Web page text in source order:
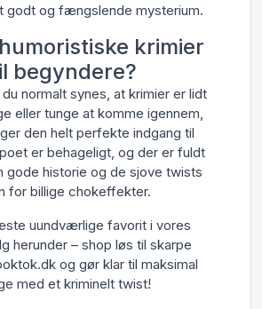
godt og fængslende mysterium.
krimier
begyndere?
normalt synes, at krimier er lidt
eller tunge at komme igennem,
den helt perfekte indgang til
er behageligt, og der er fuldt
gode historie og de sjove twists
for billige chokeffekter.
uundværlige favorit i vores
herunder – shop løs til skarpe
og gør klar til maksimal
med et kriminelt twist!